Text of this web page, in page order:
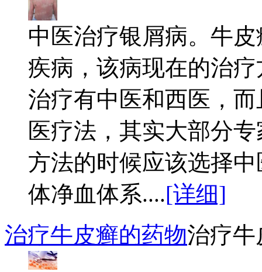
中医治疗银屑病。牛
疾病，该病现在的治
治疗有中医和西医，
医疗法，其实大部分
方法的时候应该选择
体净血体系....[详细]
治疗牛皮癣的药物治疗